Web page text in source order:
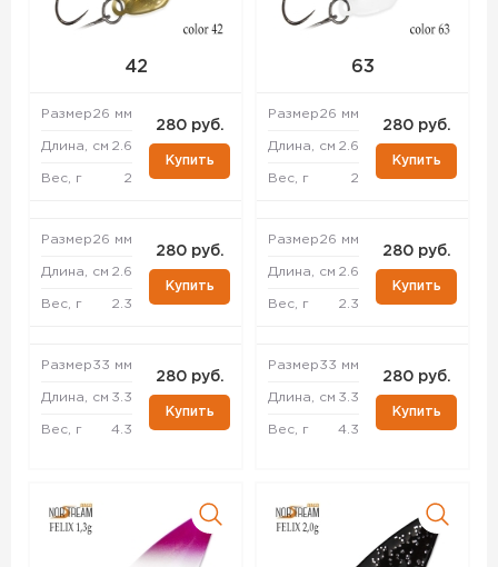
42
Размер26 мм
Длина, см 2.6
Вес, г 2
280 руб.
Купить
Размер26 мм
Длина, см 2.6
Вес, г 2.3
280 руб.
Купить
Размер33 мм
Длина, см 3.3
Вес, г 4.3
280 руб.
Купить
63
Размер26 мм
Длина, см 2.6
Вес, г 2
280 руб.
Купить
Размер26 мм
Длина, см 2.6
Вес, г 2.3
280 руб.
Купить
Размер33 мм
Длина, см 3.3
Вес, г 4.3
280 руб.
Купить